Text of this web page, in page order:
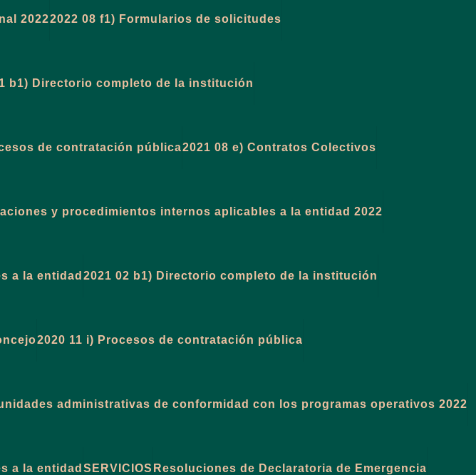
20222022 08 f1) Formularios de solicitudes
b1) Directorio completo de la institución
de contratación pública2021 08 e) Contratos Colectivos
y procedimientos internos aplicables a la entidad 2022
a la entidad 2021 02 b1) Directorio completo de la institución
2020 11 i) Procesos de contratación pública
administrativas de conformidad con los programas operativos 2022
a la entidad SERVICIOS Resoluciones de Declaratoria de Emergencia